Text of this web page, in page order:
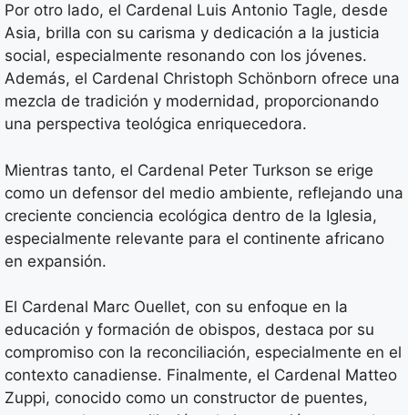
Por otro lado, el Cardenal Luis Antonio Tagle, desde
Asia, brilla con su carisma y dedicación a la justicia
social, especialmente resonando con los jóvenes.
Además, el Cardenal Christoph Schönborn ofrece una
mezcla de tradición y modernidad, proporcionando
una perspectiva teológica enriquecedora.
Mientras tanto, el Cardenal Peter Turkson se erige
como un defensor del medio ambiente, reflejando una
creciente conciencia ecológica dentro de la Iglesia,
especialmente relevante para el continente africano
en expansión.
El Cardenal Marc Ouellet, con su enfoque en la
educación y formación de obispos, destaca por su
compromiso con la reconciliación, especialmente en el
contexto canadiense. Finalmente, el Cardenal Matteo
Zuppi, conocido como un constructor de puentes,